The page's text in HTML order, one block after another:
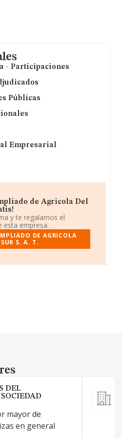
- Participaciones
Públicas
Empresarial
de Agricola Del
y te regalamos el
esta empresa.
DE AGRICOLA
S. A. T.
DEL
mayor de
en general